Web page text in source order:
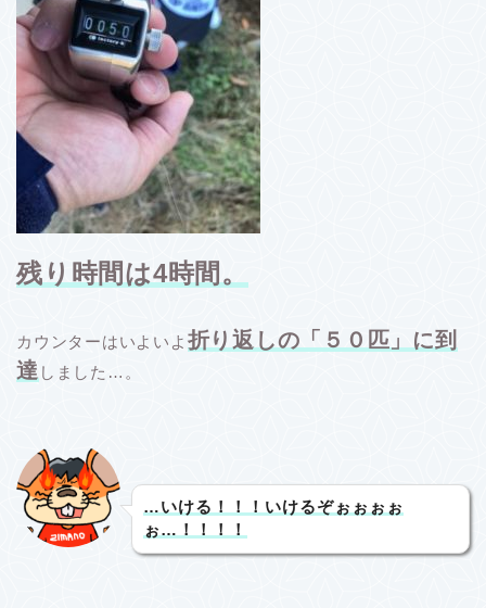
残り時間は4時間。
カウンターはいよいよ 折り返しの「５０匹」に到
達 しました…。
…いける！！！いけるぞぉぉぉぉ
ぉ…！！！！